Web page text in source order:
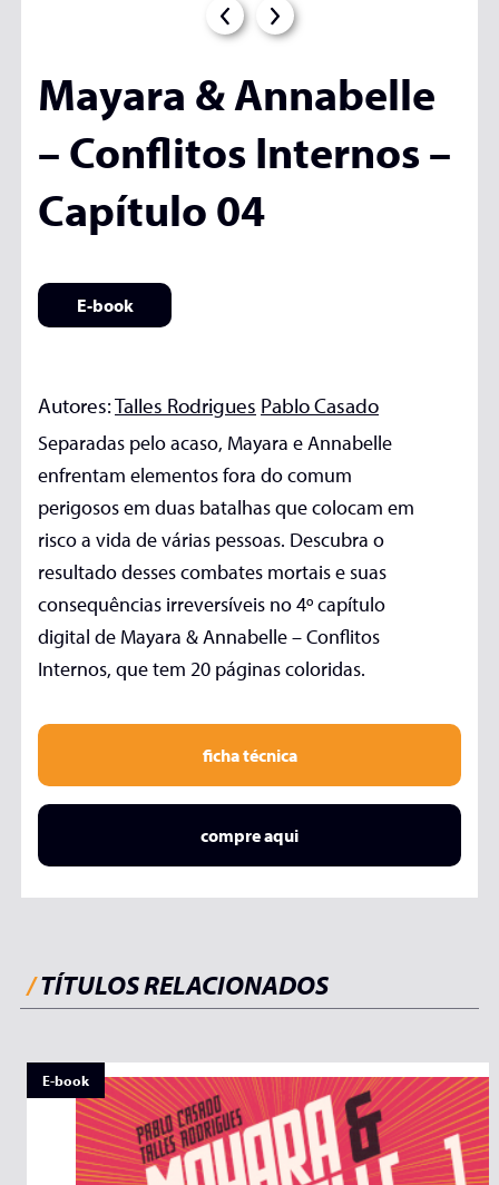
Mayara & Annabelle
– Conflitos Internos –
Capítulo 04
E-book
Autores:Talles Rodrigues Pablo Casado
Separadas pelo acaso, Mayara e Annabelle
enfrentam elementos fora do comum
perigosos em duas batalhas que colocam em
risco a vida de várias pessoas. Descubra o
resultado desses combates mortais e suas
consequências irreversíveis no 4º capítulo
digital de Mayara & Annabelle – Conflitos
Internos, que tem 20 páginas coloridas.
ficha técnica
compre aqui
/TÍTULOS RELACIONADOS
E-book